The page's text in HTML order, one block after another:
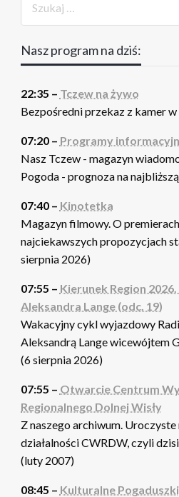
Nasz program na dziś:
22:35 – Tczew na żywo
Bezpośredni przekaz z kamer w
07:20 – Programy
Nasz Tczew - magazyn
Pogoda - prognoza na
07:40 – Kinotetka
Magazyn filmowy. O
najciekawszych propozycjach
sierpnia 2026)
07:55 – Kierunek Region
Aleksandra Lange (odc. 19)
Wakacyjny cykl wyjazdowy
Aleksandrą Lange wicewójtem
(6 sierpnia 2026)
07:55 – Otwarcie Centrum
Regionalnego Dolnej Wisły
Z naszego archiwum.
działalności CWRDW, czyli
(luty 2007)
08:45 – Kulturalne Pogaduszki